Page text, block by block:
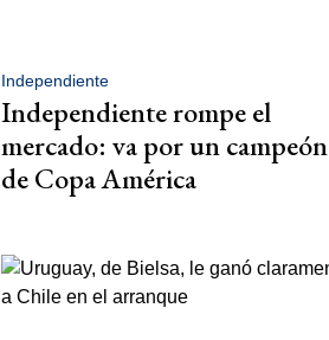
Independiente
Independiente rompe el
mercado: va por un campeón
de Copa América